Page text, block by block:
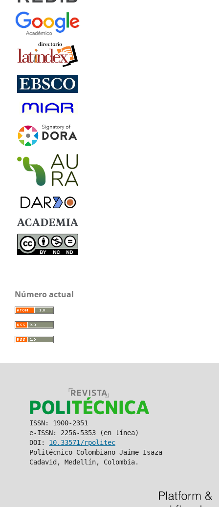
Número actual
ISSN: 1900-2351
e-ISSN: 2256-5353 (en línea)
DOI: 10.33571/rpolitec
Politécnico Colombiano Jaime Isaza
Cadavid, Medellín, Colombia.